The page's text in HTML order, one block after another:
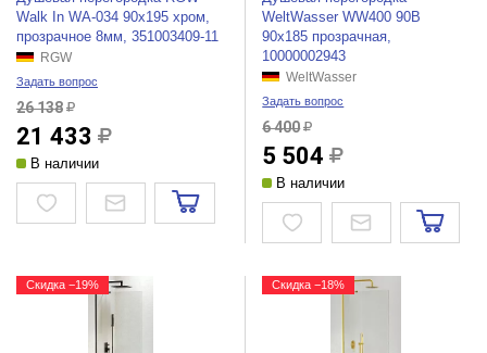
Walk In WA-034 90x195 хром,
прозрачное 8мм, 351003409-11
RGW
Задать вопрос
26 138
21 433
В наличии
WeltWasser WW400 90B
90x185 прозрачная,
10000002943
WeltWasser
Задать вопрос
6 400
5 504
В наличии
Скидка −19% Скидка −18%